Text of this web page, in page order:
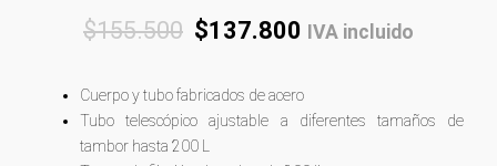
out
$155.500 Original
$155.500.
$137.800 Current
$137.800.
IVA incluido
Cuerpo y tubo fabricados de acero
Tubo telescópico ajustable a diferentes tamaños de
tambor hasta 200 L